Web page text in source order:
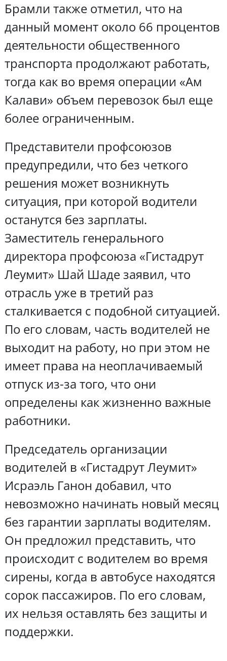
Брамли также отметил, что на
данный момент около 66 процентов
деятельности общественного
транспорта продолжают работать,
тогда как во время операции «Ам
Калави» объем перевозок был еще
более ограниченным.
Представители профсоюзов
предупредили, что без четкого
решения может возникнуть
ситуация, при которой водители
останутся без зарплаты.
Заместитель генерального
директора профсоюза «Гистадрут
Леумит» Шай Шаде заявил, что
отрасль уже в третий раз
сталкивается с подобной ситуацией.
По его словам, часть водителей не
выходит на работу, но при этом не
имеет права на неоплачиваемый
отпуск из-за того, что они
определены как жизненно важные
работники.
Председатель организации
водителей в «Гистадрут Леумит»
Исраэль Ганон добавил, что
невозможно начинать новый месяц
без гарантии зарплаты водителям.
Он предложил представить, что
происходит с водителем во время
сирены, когда в автобусе находятся
сорок пассажиров. По его словам,
их нельзя оставлять без защиты и
поддержки.